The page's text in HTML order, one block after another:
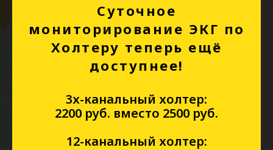
Суточное
мониторирование ЭКГ по
Холтеру теперь ещё
доступнее!
3х-канальный холтер:
2200 руб. вместо 2500 руб.
12-канальный холтер:
Ваш телефон
Выберите отделение